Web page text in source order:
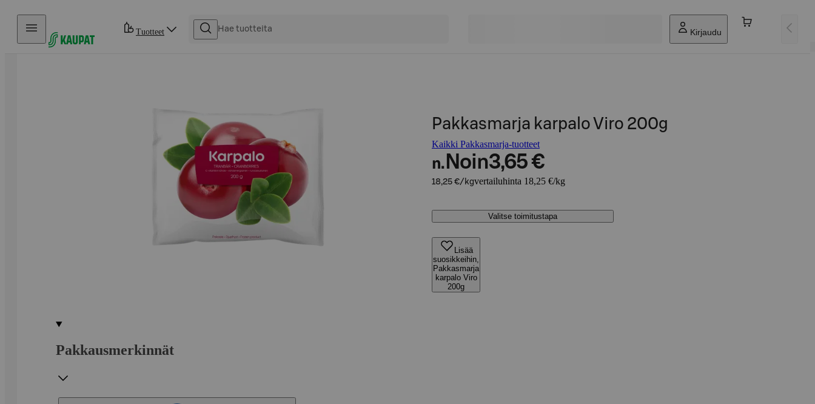
Hyppää sisältöön
Tuotteet Kirjaudu
Pakkasmarja karpalo Viro 200g
Kaikki Pakkasmarja-tuotteet
n. Noin3,65 €
18,25 €/kgvertailuhinta 18,25 €/kg
Valitse toimitustapa
Lisää
suosikkeihin,
Pakkasmarja
karpalo Viro
200g
Pakkausmerkinnät